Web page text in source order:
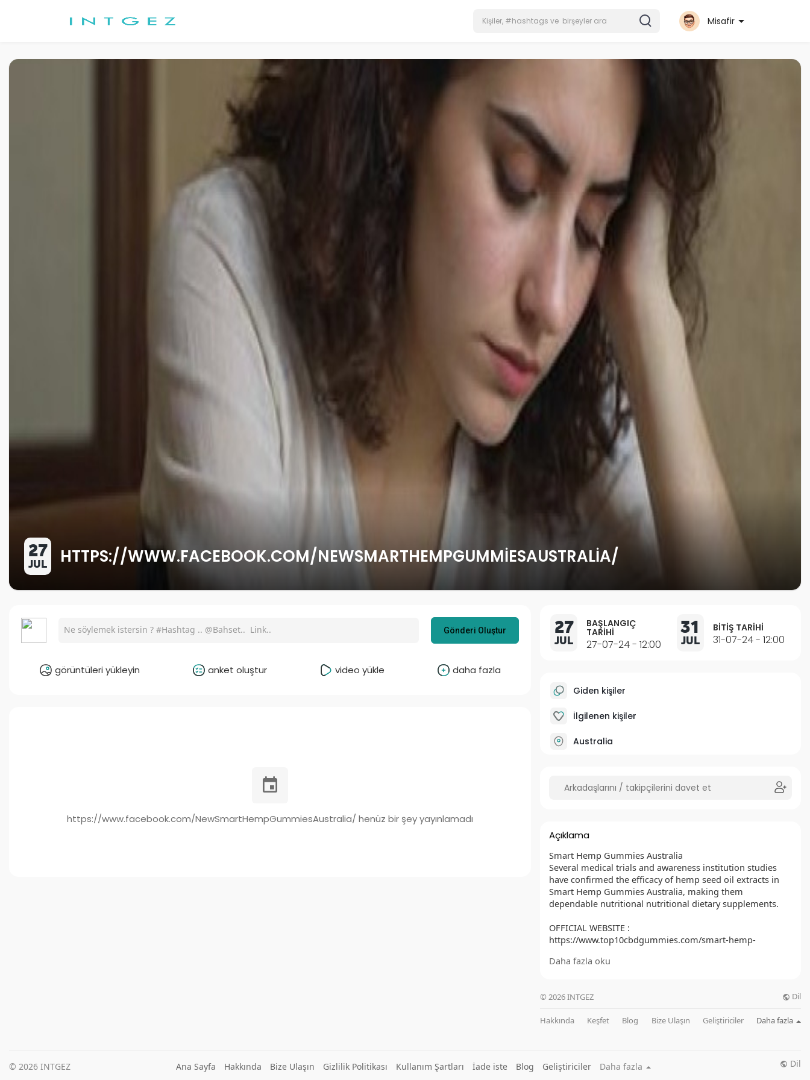
Misafir
27
JUL HTTPS://WWW.FACEBOOK.COM/NEWSMARTHEMPGUMMIESAUSTRALIA/
Gönderi Oluştur
görüntüleri yükleyin anket oluştur video yükle daha fazla
https://www.facebook.com/NewSmartHempGummiesAustralia/ henüz bir şey yayınlamadı
27
JUL
BAŞLANGIÇ
TARIHI
27-07-24 - 12:00
31
JUL
BITIŞ TARIHI
31-07-24 - 12:00
Giden kişiler
İlgilenen kişiler
Australia
Açıklama
Smart Hemp Gummies Australia
Several medical trials and awareness institution studies
have confirmed the efficacy of hemp seed oil extracts in
Smart Hemp Gummies Australia, making them
dependable nutritional nutritional dietary supplements.
OFFICIAL WEBSITE :
https://www.top10cbdgummies.com/smart-hemp-
https://www.facebook.com/GetSmartHempGummiesAu/
alia/
https://www.facebook.com/SmartHempGummiesSouthAfri
caReviews/
Daha fazla oku
© 2026 INTGEZ Dil
Hakkında Keşfet Blog Bize Ulaşın Geliştiriciler Daha fazla
© 2026 INTGEZ Ana Sayfa Hakkında Bize Ulaşın Gizlilik Politikası Kullanım Şartları İade iste Blog Geliştiriciler Daha fazla Dil